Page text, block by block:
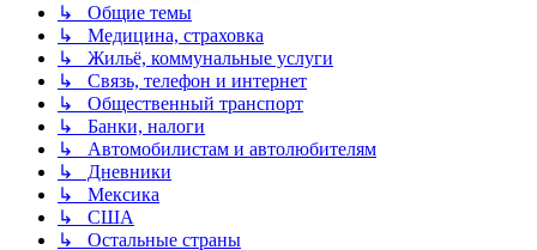
↳ Общие темы
↳ Медицина, страховка
↳ Жильё, коммунальные услуги
↳ Связь, телефон и интернет
↳ Общественный транспорт
↳ Банки, налоги
↳ Автомобилистам и автолюбителям
↳ Дневники
↳ Мексика
↳ США
↳ Остальные страны